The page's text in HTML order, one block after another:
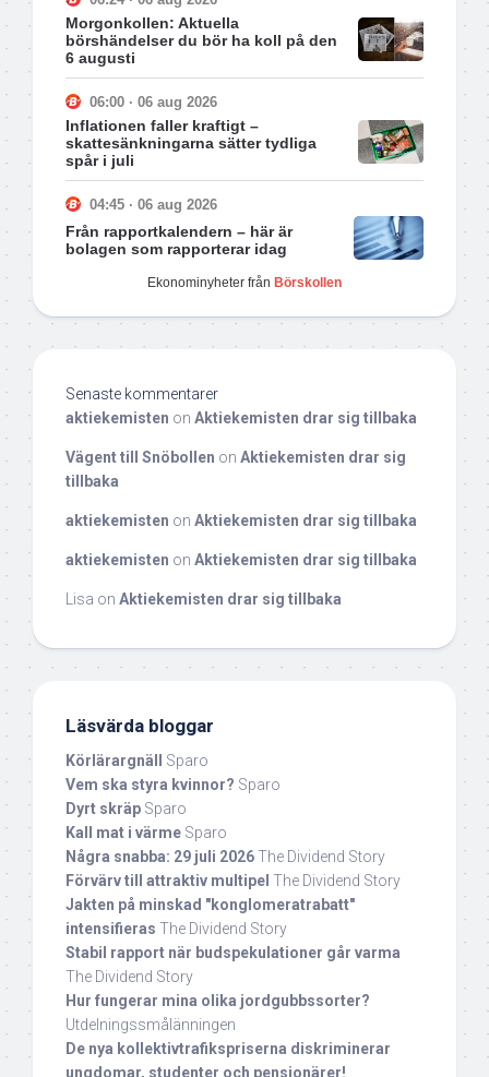
Morgonkollen: Aktuella
börshändelser du bör ha koll på den
6 augusti
06:00 · 06 aug 2026
Inflationen faller kraftigt –
skattesänkningarna sätter tydliga
spår i juli
04:45 · 06 aug 2026
Från rapportkalendern – här är
bolagen som rapporterar idag
Ekonominyheter från Börskollen
Senaste kommentarer
aktiekemisten on Aktiekemisten drar sig tillbaka
Vägent till Snöbollen on Aktiekemisten drar sig
tillbaka
aktiekemisten on Aktiekemisten drar sig tillbaka
aktiekemisten on Aktiekemisten drar sig tillbaka
Lisa on Aktiekemisten drar sig tillbaka
Läsvärda bloggar
Körlärargnäll
Sparo
Vem ska styra kvinnor? Sparo
Dyrt skräp Sparo
Kall mat i värme Sparo
Några snabba: 29 juli 2026The Dividend Story
Förvärv till attraktiv multipel The Dividend Story
Jakten på minskad "konglomeratrabatt"
intensifieras The Dividend Story
Stabil rapport när budspekulationer går varma
The Dividend Story
Hur fungerar mina olika jordgubbssorter?
Utdelningssmålänningen
De nya kollektivtrafikspriserna diskriminerar
ungdomar, studenter och pensionärer!